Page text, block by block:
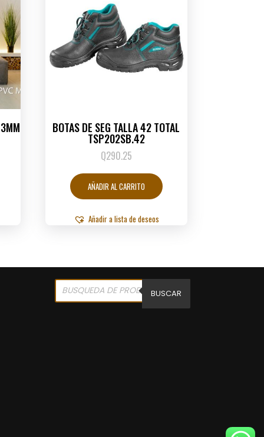
BOTAS DE SEG TALLA 42 TOTAL
TSP202SB.42
Q290.25
AÑADIR AL CARRITO
Añadir a lista de deseos
Products
search BUSCAR